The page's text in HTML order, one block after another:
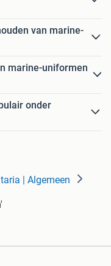
van marine-
marine-uniformen
onder
| Algemeen